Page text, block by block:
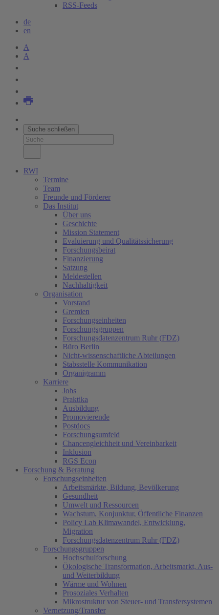
RSS-Feeds
de
en
A
A
Suche schließen
RWI
Termine
Team
Freunde und Förderer
Das Institut
Über uns
Geschichte
Mission Statement
Evaluierung und Qualitätssicherung
Forschungsbeirat
Finanzierung
Satzung
Meldestellen
Nachhaltigkeit
Organisation
Vorstand
Gremien
Forschungseinheiten
Forschungsgruppen
Forschungsdatenzentrum Ruhr (FDZ)
Büro Berlin
Nicht-wissenschaftliche Abteilungen
Stabsstelle Kommunikation
Organigramm
Karriere
Jobs
Praktika
Ausbildung
Promovierende
Postdocs
Forschungsumfeld
Chancengleichheit und Vereinbarkeit
Inklusion
RGS Econ
Forschung & Beratung
Forschungseinheiten
Arbeitsmärkte, Bildung, Bevölkerung
Gesundheit
Umwelt und Ressourcen
Wachstum, Konjunktur, Öffentliche Finanzen
Policy Lab Klimawandel, Entwicklung,
Migration
Forschungsdatenzentrum Ruhr (FDZ)
Forschungsgruppen
Hochschulforschung
Ökologische Transformation, Arbeitsmarkt, Aus-
und Weiterbildung
Wärme und Wohnen
Prosoziales Verhalten
Mikrostruktur von Steuer- und Transfersystemen
Vernetzung/Transfer